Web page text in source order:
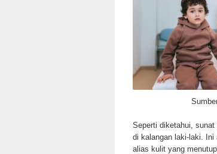
Seperti diketahui, sunat
di kalangan laki-laki. Ini
alias kulit yang